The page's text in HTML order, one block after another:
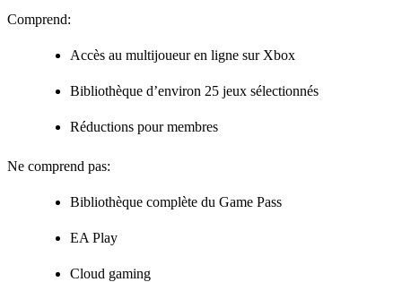
Comprend:
Accès au multijoueur en ligne sur Xbox
Bibliothèque d’environ 25 jeux sélectionnés
Réductions pour membres
Ne comprend pas:
Bibliothèque complète du Game Pass
EA Play
Cloud gaming